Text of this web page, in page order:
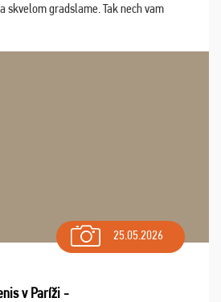
skvelom gradslame. Tak nech vam
Prajem vam este veľa ta ...
25.05.2026
v Paríži -